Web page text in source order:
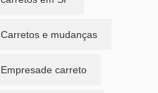
Carretos e mudanças
Empresade carreto